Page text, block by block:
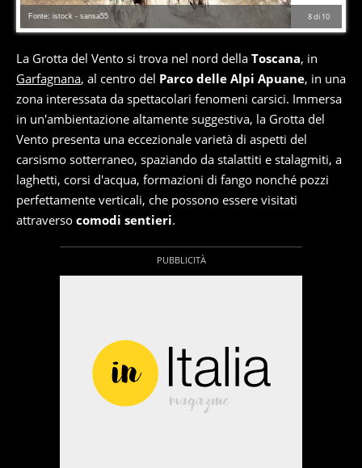
8di 10
Fonte: istock - sansa55
La Grotta del Vento si trova nel nord della Toscana, in
Garfagnana, al centro del Parco delle Alpi Apuane, in una
zona interessata da spettacolari fenomeni carsici. Immersa
in un'ambientazione altamente suggestiva, la Grotta del
Vento presenta una eccezionale varietà di aspetti del
carsismo sotterraneo, spaziando da stalattiti e stalagmiti, a
laghetti, corsi d'acqua, formazioni di fango nonché pozzi
perfettamente verticali, che possono essere visitati
attraverso comodi sentieri.